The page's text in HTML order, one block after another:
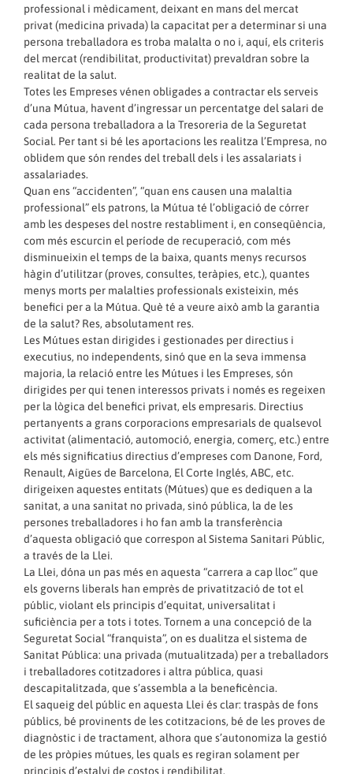
professional i mèdicament, deixant en mans del mercat
privat (medicina privada) la capacitat per a determinar si una
persona treballadora es troba malalta o no i, aquí, els criteris
del mercat (rendibilitat, productivitat) prevaldran sobre la
realitat de la salut.
Totes les Empreses vénen obligades a contractar els serveis
d’una Mútua, havent d’ingressar un percentatge del salari de
cada persona treballadora a la Tresoreria de la Seguretat
Social. Per tant si bé les aportacions les realitza l’Empresa, no
oblidem que són rendes del treball dels i les assalariats i
assalariades.
Quan ens “accidenten”, “quan ens causen una malaltia
professional” els patrons, la Mútua té l’obligació de córrer
amb les despeses del nostre restabliment i, en conseqüència,
com més escurcin el període de recuperació, com més
disminueixin el temps de la baixa, quants menys recursos
hàgin d’utilitzar (proves, consultes, teràpies, etc.), quantes
menys morts per malalties professionals existeixin, més
benefici per a la Mútua. Què té a veure això amb la garantia
de la salut? Res, absolutament res.
Les Mútues estan dirigides i gestionades per directius i
executius, no independents, sinó que en la seva immensa
majoria, la relació entre les Mútues i les Empreses, són
dirigides per qui tenen interessos privats i només es regeixen
per la lògica del benefici privat, els empresaris. Directius
pertanyents a grans corporacions empresarials de qualsevol
activitat (alimentació, automoció, energia, comerç, etc.) entre
els més significatius directius d’empreses com Danone, Ford,
Renault, Aigües de Barcelona, El Corte Inglés, ABC, etc.
dirigeixen aquestes entitats (Mútues) que es dediquen a la
sanitat, a una sanitat no privada, sinó pública, la de les
persones treballadores i ho fan amb la transferència
d’aquesta obligació que correspon al Sistema Sanitari Públic,
a través de la Llei.
La Llei, dóna un pas més en aquesta “carrera a cap lloc” que
els governs liberals han emprès de privatització de tot el
públic, violant els principis d’equitat, universalitat i
suficiència per a tots i totes. Tornem a una concepció de la
Seguretat Social “franquista”, on es dualitza el sistema de
Sanitat Pública: una privada (mutualitzada) per a treballadors
i treballadores cotitzadores i altra pública, quasi
descapitalitzada, que s’assembla a la beneficència.
El saqueig del públic en aquesta Llei és clar: traspàs de fons
públics, bé provinents de les cotitzacions, bé de les proves de
diagnòstic i de tractament, alhora que s’autonomiza la gestió
de les pròpies mútues, les quals es regiran solament per
principis d’estalvi de costos i rendibilitat.